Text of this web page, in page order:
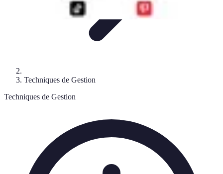
Techniques de Gestion
Techniques de Gestion